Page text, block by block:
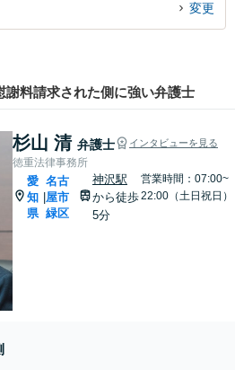
変更
料請求された側に強い弁護士
杉山 清 弁護士 インタビューを見る
徳重法律事務所
愛
知
県
名古
屋市
緑区
神沢駅
から徒歩
5分
営業時間：07:00~
22:00（土日祝日）